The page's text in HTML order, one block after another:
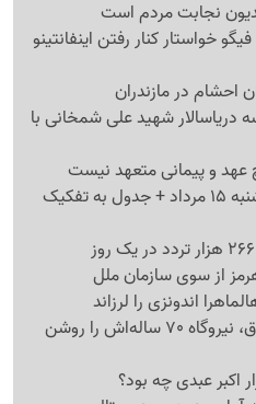
نجابت مردم است
خواستار کنار رفتن اینفانتینو
احشام در مازندران
دریاسالار شهید علی شمخانی با
عهد و پیمانی متعهد نیست
قطعی برق کرمانشاه فردا پنجشنبه 15 مرداد + جدول به تفکیک
از سوی سازمان ملل
رومانی برای مقابله با کمبود برق، نیروگاه 70 ساله‌اش را روشن
اکبر عبدی چه بود؟